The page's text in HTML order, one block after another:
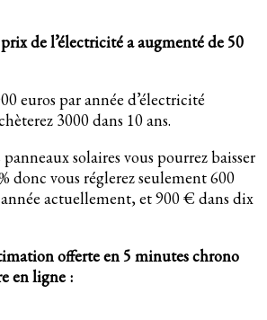
de l’électricité a augmenté de 50
euros par année d’électricité
3000 dans 10 ans.
solaires vous pourrez baisser
donc vous réglerez seulement 600
actuellement, et 900 € dans dix
offerte en 5 minutes chrono
en ligne :